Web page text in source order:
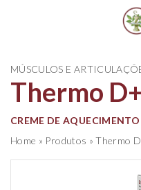
Main
MÚSCULOS E
Thermo
CREME DE AQUECIMENTO
Home » Produtos »Thermo